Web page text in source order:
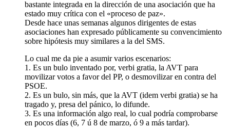
bastante integrada en la dirección de una asociación que ha
estado muy crítica con el «proceso de paz».
Desde hace unas semanas algunos dirigentes de estas
asociaciones han expresado públicamente su convencimiento
sobre hipótesis muy similares a la del SMS.
Lo cual me da pie a asumir varios escenarios:
1. Es un bulo inventado por, verbi gratia, la AVT para
movilizar votos a favor del PP, o desmovilizar en contra del
PSOE.
2. Es un bulo, sin más, que la AVT (idem verbi gratia) se ha
tragado y, presa del pánico, lo difunde.
3. Es una información algo real, lo cual podría comprobarse
en pocos días (6, 7 ú 8 de marzo, ó 9 a más tardar).